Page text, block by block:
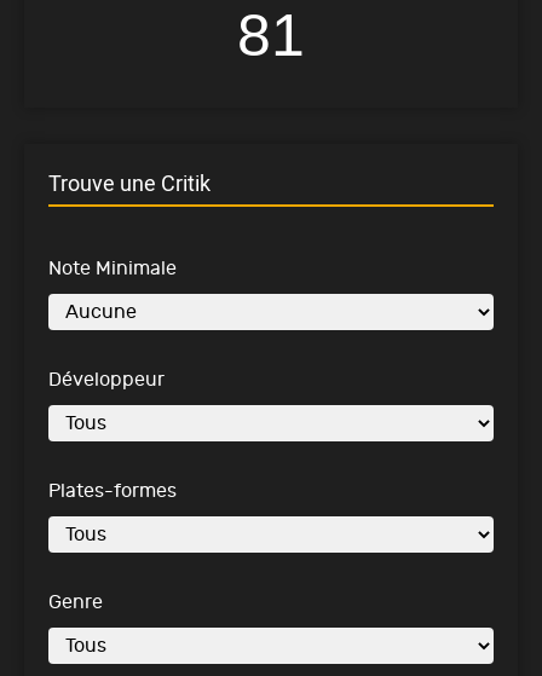
81
Trouve une Critik
Note Minimale
Développeur
Plates-formes
Genre